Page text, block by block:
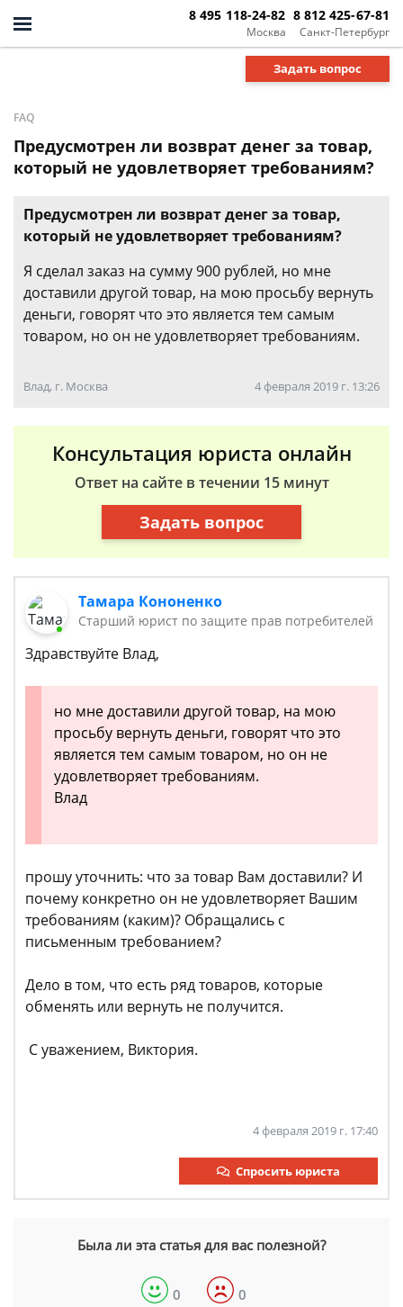
Москва
8 495 118-24-82
Санкт-Петербург
8 812 425-67-81
Задать вопрос
FAQ
Предусмотрен ли возврат денег за товар,
который не удовлетворяет требованиям?
Предусмотрен ли возврат денег за товар,
который не удовлетворяет требованиям?
Я сделал заказ на сумму 900 рублей, но мне
доставили другой товар, на мою просьбу вернуть
деньги, говорят что это является тем самым
товаром, но он не удовлетворяет требованиям.
Влад, г. Москва 4 февраля 2019 г. 13:26
Консультация юриста онлайн
Ответ на сайте в течении 15 минут
Задать вопрос
Тамара Кононенко
Старший юрист по защите прав потребителей
Здравствуйте Влад,
но мне доставили другой товар, на мою
просьбу вернуть деньги, говорят что это
является тем самым товаром, но он не
удовлетворяет требованиям.
Влад
прошу уточнить: что за товар Вам доставили? И
почему конкретно он не удовлетворяет Вашим
требованиям (каким)? Обращались с
письменным требованием?
Дело в том, что есть ряд товаров, которые
обменять или вернуть не получится.
С уважением, Виктория.
4 февраля 2019 г. 17:40
Спросить юриста
Была ли эта статья для вас полезной?
0 0